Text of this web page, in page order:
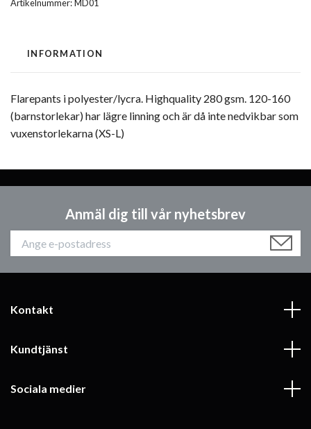
Artikelnummer:MD01
INFORMATION
Flarepants i polyester/lycra. Highquality 280 gsm. 120-160
(barnstorlekar) har lägre linning och är då inte nedvikbar som
vuxenstorlekarna (XS-L)
Anmäl dig till vår nyhetsbrev
Kontakt
Kundtjänst
Sociala medier